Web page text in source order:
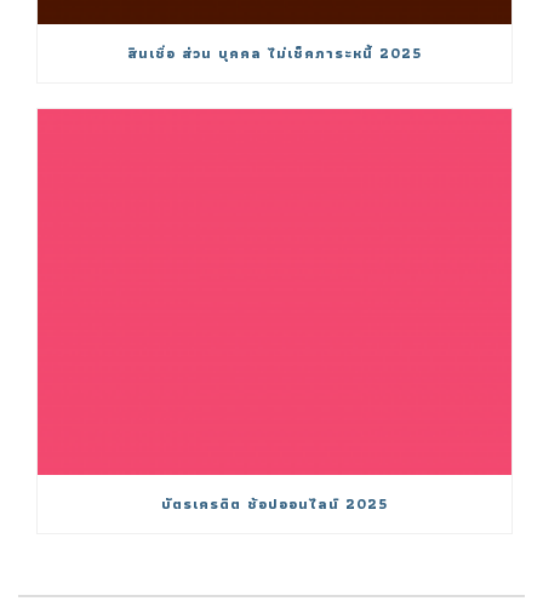
สินเชื่อ ส่วน บุคคล ไม่เช็คภาระหนี้ 2025
บัตรเครดิต ช้อปออนไลน์ 2025